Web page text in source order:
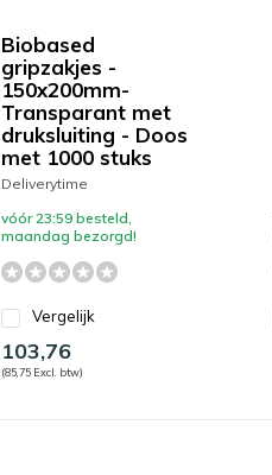
Biobased
gripzakjes -
150x200mm-
Transparant met
druksluiting - Doos
met 1000 stuks
Deliverytime
vóór 23:59 besteld,
maandag bezorgd!
Vergelijk
103,76
(85,75 Excl. btw)